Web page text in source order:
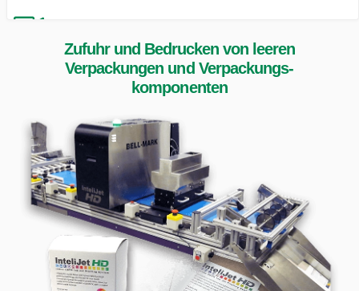
Zufuhr und Bedrucken von leeren
Verpackungen und Verpackungs­
komponenten